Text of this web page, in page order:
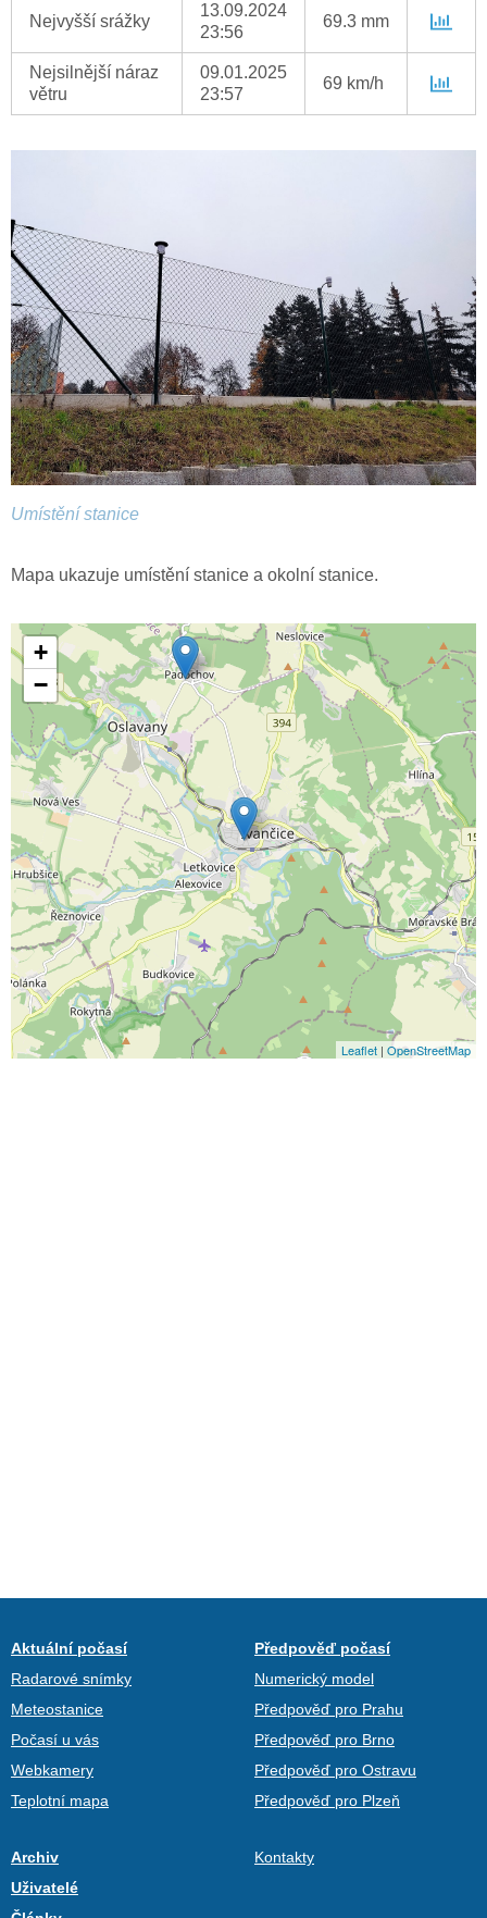
Nejvyšší srážky
13.09.2024
23:56
69.3 mm
Nejsilnější náraz
větru
09.01.2025
23:57
69 km/h
Umístění stanice
Mapa ukazuje umístění stanice a okolní stanice.
+
−
Leaflet | OpenStreetMap
Aktuální počasí
Radarové snímky
Meteostanice
Počasí u vás
Webkamery
Teplotní mapa
Předpověď počasí
Numerický model
Předpověď pro Prahu
Předpověď pro Brno
Předpověď pro Ostravu
Předpověď pro Plzeň
Archiv
Uživatelé
Kontakty